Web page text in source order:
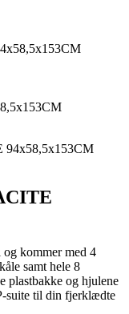
kommer med 4
samt hele 8
plastbakke og hjulene
suite til din fjerklædte